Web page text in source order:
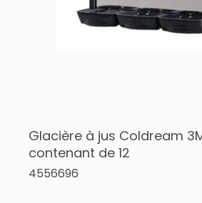
Glacière à jus Coldream
contenant de 12
4556696